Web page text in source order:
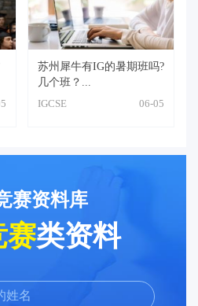
苏州犀牛有IG的暑期班吗?
几个班？...
IGCSE
06-05
赛资料库
赛类资料